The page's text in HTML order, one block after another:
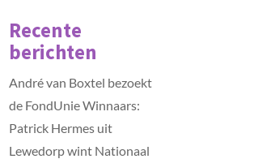
Recente
berichten
André van Boxtel bezoekt
de FondUnie Winnaars:
Patrick Hermes uit
Lewedorp wint Nationaal